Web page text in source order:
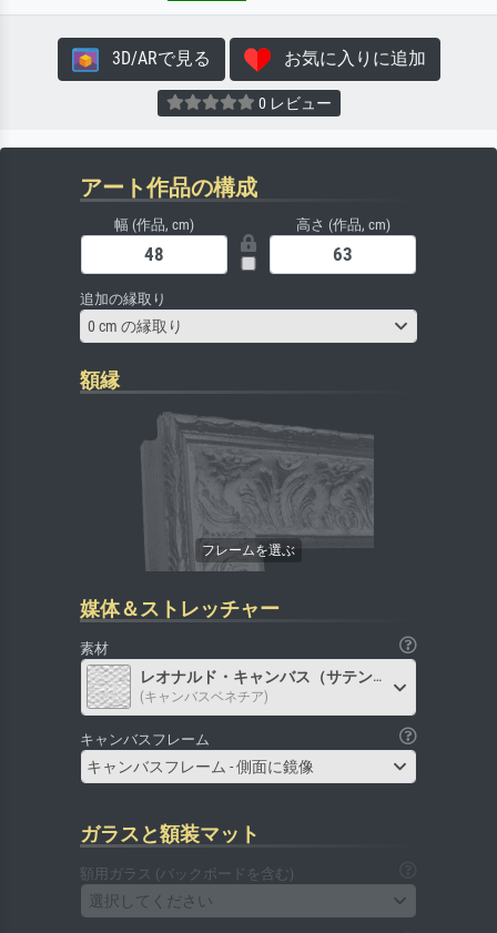
3D/ARで見る お気に入りに追加
0 レビュー
アート作品の構成
幅 (作品, cm) 高さ (作品, cm)
追加の縁取り
0 cm の縁取り
額縁
媒体＆ストレッチャー
素材
レオナルド・キャンバス（サテン）
(キャンバスベネチア)
キャンバスフレーム
キャンバスフレーム - 側面に鏡像
ガラスと額装マット
額用ガラス (バックボードを含む)
選択してください